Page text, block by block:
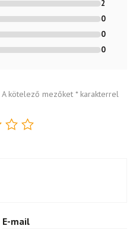
2
0
0
0
A kötelező mezőket *karakterrel
E-mail